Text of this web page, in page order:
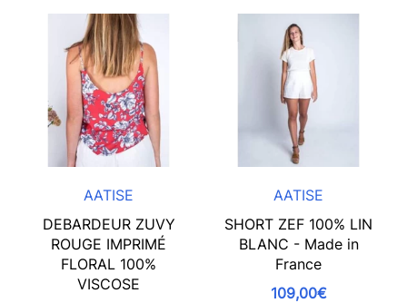
AATISE
DEBARDEUR ZUVY
ROUGE IMPRIMÉ
FLORAL 100%
VISCOSE
AATISE
SHORT ZEF 100% LIN
BLANC - Made in
France
109,00€